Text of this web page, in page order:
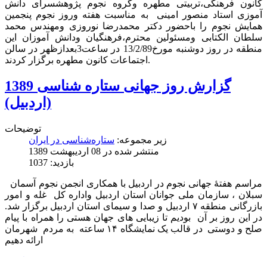
کانون فرهنگی،تربیتی مطهره وگروه نجوم پژوهشسرای دانش
آموزی استاد منصور امینی به مناسبت هفته وروز نجوم پنجمین
همایش نجوم را باحضور دکتر محمدرضا نوروزی ومهندس محمد
سلطان الکتابی ومسئولین محترم،فرهنگیان ودانش آموزان این
منطقه در روز دوشنبه مورخ13/2/89 در ساعت3بعدازظهر در سالن
اجتماعات کانون مطهره برگزار کردند.
گزارش روز جهانی ستاره شناسی 1389
(اردبیل)
توضیحات
زیر مجموعه: ستاره‌شناسی در ایران
منتشر شده در 08 ارديبهشت 1389
بازدید: 1037
سبلان ، سازمان ملی جوانان استان اردبیل واداره کل غله و امور
بازرگانی منطقه ۷ اردبیل و صدا و سیمای استان اردبیل برگزار شد.
در این روز بر آن بودیم تا زیبایی های جهان هستی را همراه با پیام
صلح و دوستی در قالب یک نمایشگاه ۱۴ ساعته به مردم شهرمان
ارائه دهیم